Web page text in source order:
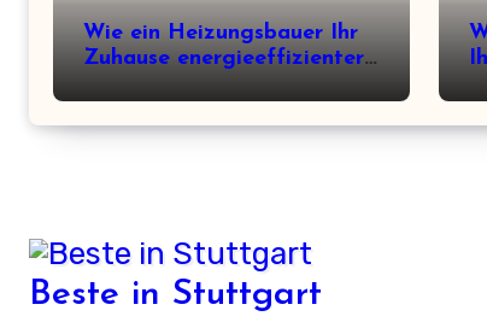
Wie ein Heizungsbauer Ihr
Zuhause energieeffizienter
Beste in Stuttgart